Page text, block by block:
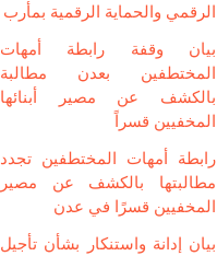
الرقمي والحماية الرقمية بمأرب
بيان وقفة رابطة أمهات
المختطفين بعدن مطالبة
بالكشف عن مصير أبنائها
المخفيين قسراً
رابطة أمهات المختطفين تجدد
مطالبتها بالكشف عن مصير
المخفيين قسرًا في عدن
بيان إدانة واستنكار بشأن تأجيل